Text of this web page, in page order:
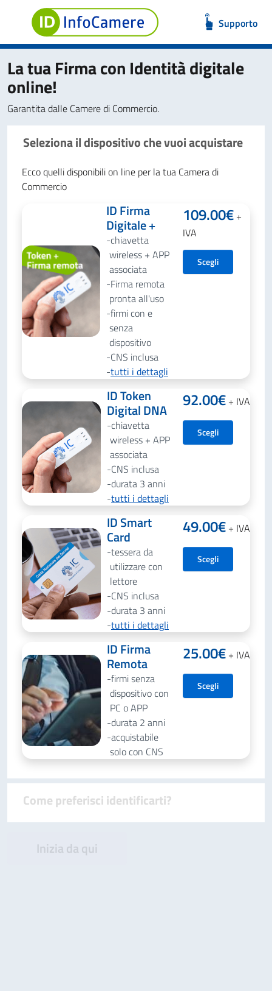
Supporto
La tua Firma con Identità digitale
online!
Garantita dalle Camere di Commercio.
Seleziona il dispositivo che vuoi acquistare
Ecco quelli disponibili on line per la tua Camera di
Commercio
ID Firma
Digitale +
chiavetta
wireless + APP
associata
Firma remota
pronta all'uso
firmi con e
senza
dispositivo
CNS inclusa
tutti i dettagli
109.00€+
IVA
Scegli
ID Token
Digital DNA
chiavetta
wireless + APP
associata
CNS inclusa
durata 3 anni
tutti i dettagli
92.00€ + IVA
Scegli
ID Smart
Card
tessera da
utilizzare con
lettore
CNS inclusa
durata 3 anni
tutti i dettagli
49.00€ + IVA
Scegli
ID Firma
Remota
firmi senza
dispositivo con
PC o APP
durata 2 anni
acquistabile
solo con CNS
25.00€ + IVA
Scegli
Come preferisci identificarti?
Inizia da qui